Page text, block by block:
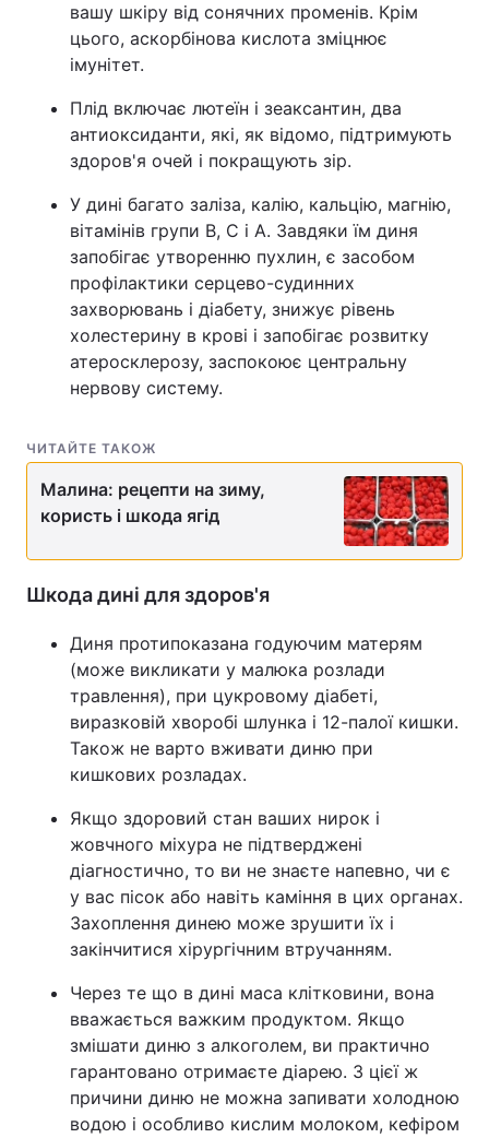
вашу шкіру від сонячних променів. Крім
цього, аскорбінова кислота зміцнює
імунітет.
Плід включає лютеїн і зеаксантин, два
антиоксиданти, які, як відомо, підтримують
здоров'я очей і покращують зір.
У дині багато заліза, калію, кальцію, магнію,
вітамінів групи В, С і А. Завдяки їм диня
запобігає утворенню пухлин, є засобом
профілактики серцево-судинних
захворювань і діабету, знижує рівень
холестерину в крові і запобігає розвитку
атеросклерозу, заспокоює центральну
нервову систему.
ЧИТАЙТЕ ТАКОЖ
Малина: рецепти на зиму,
користь і шкода ягід
Шкода дині для здоров'я
Диня протипоказана годуючим матерям
(може викликати у малюка розлади
травлення), при цукровому діабеті,
виразковій хворобі шлунка і 12-палої кишки.
Також не варто вживати диню при
кишкових розладах.
Якщо здоровий стан ваших нирок і
жовчного міхура не підтверджені
діагностично, то ви не знаєте напевно, чи є
у вас пісок або навіть каміння в цих органах.
Захоплення динею може зрушити їх і
закінчитися хірургічним втручанням.
Через те що в дині маса клітковини, вона
вважається важким продуктом. Якщо
змішати диню з алкоголем, ви практично
гарантовано отримаєте діарею. З цієї ж
причини диню не можна запивати холодною
водою і особливо кислим молоком, кефіром